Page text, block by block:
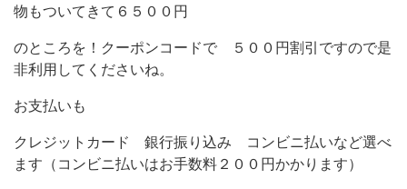
物もついてきて６５００円
のところを！クーポンコードで ５００円割引ですので是
非利用してくださいね。
お支払いも
クレジットカード 銀行振り込み コンビニ払いなど選べ
ます（コンビニ払いはお手数料２００円かかります）